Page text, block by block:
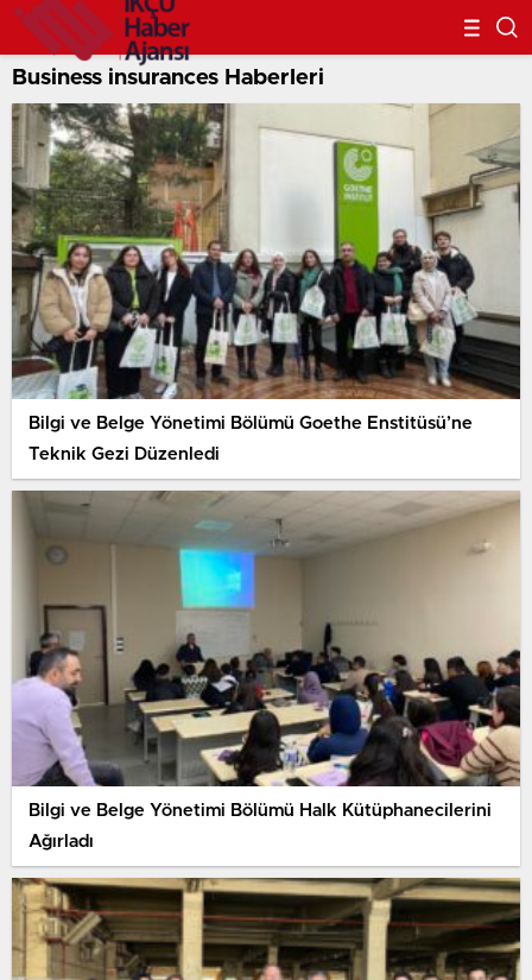
Business insurances Haberleri
Bilgi ve Belge Yönetimi Bölümü Goethe Enstitüsü’ne
Teknik Gezi Düzenledi
Bilgi ve Belge Yönetimi Bölümü Halk Kütüphanecilerini
Ağırladı